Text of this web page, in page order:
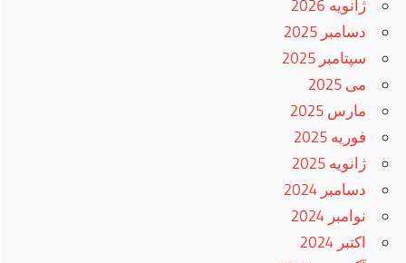
ژانویه 2026
دسامبر 2025
سپتامبر 2025
می 2025
مارس 2025
فوریه 2025
ژانویه 2025
دسامبر 2024
نوامبر 2024
اکتبر 2024